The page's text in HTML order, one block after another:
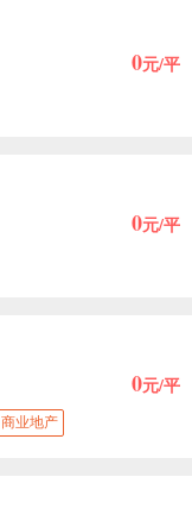
0元/平
0元/平
0元/平
商业地产